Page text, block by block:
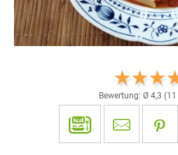
Bewertung: Ø 4,3 (11